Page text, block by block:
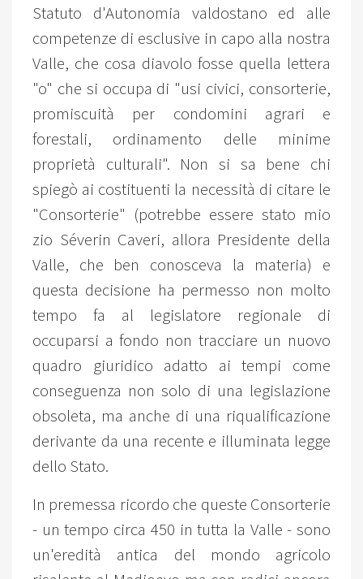
Statuto d'Autonomia valdostano ed alle
competenze di esclusive in capo alla nostra
Valle, che cosa diavolo fosse quella lettera
"o" che si occupa di "usi civici, consorterie,
promiscuità per condomini agrari e
forestali, ordinamento delle minime
proprietà culturali". Non si sa bene chi
spiegò ai costituenti la necessità di citare le
"Consorterie" (potrebbe essere stato mio
zio Séverin Caveri, allora Presidente della
Valle, che ben conosceva la materia) e
questa decisione ha permesso non molto
tempo fa al legislatore regionale di
occuparsi a fondo non tracciare un nuovo
quadro giuridico adatto ai tempi come
conseguenza non solo di una legislazione
obsoleta, ma anche di una riqualificazione
derivante da una recente e illuminata legge
dello Stato.
In premessa ricordo che queste Consorterie
- un tempo circa 450 in tutta la Valle - sono
un'eredità antica del mondo agricolo